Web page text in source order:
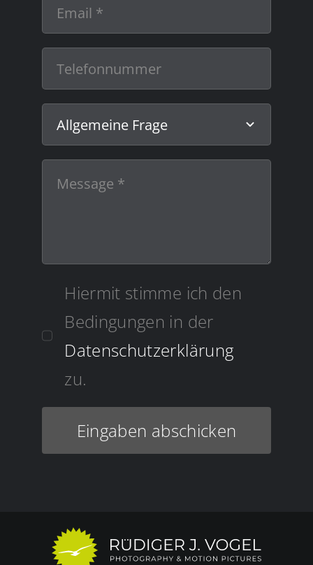
Hiermit stimme ich den
Bedingungen in der
Datenschutzerklärung
zu.
Eingaben abschicken